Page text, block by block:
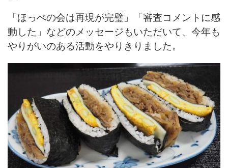
「ほっぺの会は再現が完璧」「審査コメントに感
動した」などのメッセージもいただいて、今年も
やりがいのある活動をやりきりました。